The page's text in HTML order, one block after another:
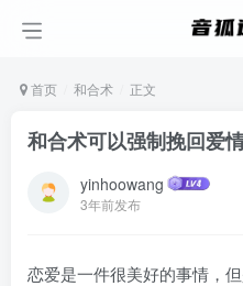
首页 和合术 正文
和合术可以强制挽回爱
yinhoowang
3年前发布
恋爱是一件很美好的事情，